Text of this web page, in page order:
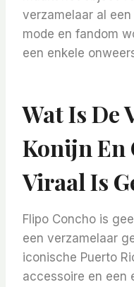
verzamelaar al
mode en fandom
een enkele
Wat Is De
Konijn En
Viraal Is
Flipo Concho is
een verzamelaar
iconische Puerto
accessoire en een